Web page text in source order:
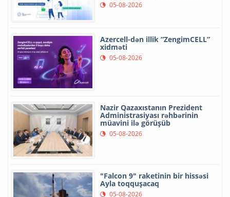
05-08-2026
Azercell-dən illik “ZengimCELL”
xidməti
05-08-2026
Nazir Qazaxıstanın Prezident
Administrasiyası rəhbərinin
müavini ilə görüşüb
05-08-2026
"Falcon 9" raketinin bir hissəsi
Ayla toqquşacaq
05-08-2026